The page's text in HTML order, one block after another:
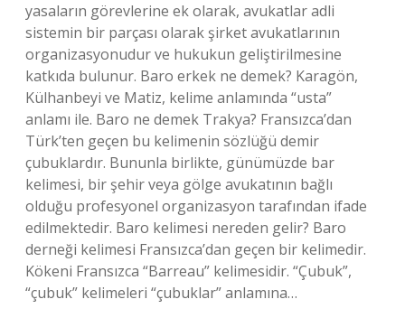
yasaların görevlerine ek olarak, avukatlar adli
sistemin bir parçası olarak şirket avukatlarının
organizasyonudur ve hukukun geliştirilmesine
katkıda bulunur. Baro erkek ne demek? Karagön,
Külhanbeyi ve Matiz, kelime anlamında “usta”
anlamı ile. Baro ne demek Trakya? Fransızca’dan
Türk’ten geçen bu kelimenin sözlüğü demir
çubuklardır. Bununla birlikte, günümüzde bar
kelimesi, bir şehir veya gölge avukatının bağlı
olduğu profesyonel organizasyon tarafından ifade
edilmektedir. Baro kelimesi nereden gelir? Baro
derneği kelimesi Fransızca’dan geçen bir kelimedir.
Kökeni Fransızca “Barreau” kelimesidir. “Çubuk”,
“çubuk” kelimeleri “çubuklar” anlamına…